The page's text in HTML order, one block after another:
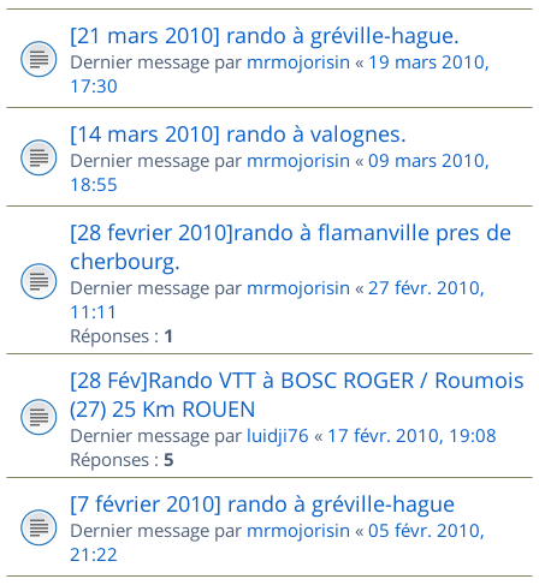
[21 mars 2010] rando à gréville-hague.
Dernier message par mrmojorisin « 19 mars 2010,
17:30
[14 mars 2010] rando à valognes.
Dernier message par mrmojorisin « 09 mars 2010,
18:55
[28 fevrier 2010]rando à flamanville pres de
cherbourg.
Dernier message par mrmojorisin « 27 févr. 2010,
11:11
Réponses : 1
[28 Fév]Rando VTT à BOSC ROGER / Roumois
(27) 25 Km ROUEN
Dernier message par luidji76 « 17 févr. 2010, 19:08
Réponses : 5
[7 février 2010] rando à gréville-hague
Dernier message par mrmojorisin « 05 févr. 2010,
21:22